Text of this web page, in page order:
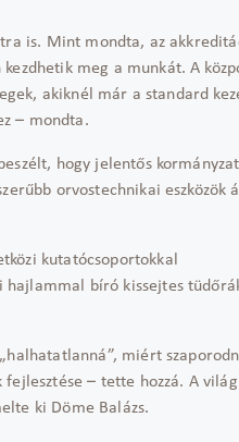
is. Mint mondta, az
meg a munkát. A
akiknél már a standard
– mondta.
hogy jelentős
orvostechnikai eszközök
kutatócsoportokkal
hajlammal bíró kissejtes
miért
– tette hozzá. A világ
ki Döme Balázs.